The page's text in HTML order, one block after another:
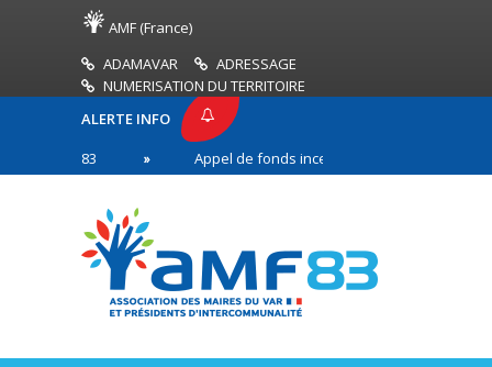
AMF (France)
ADAMAVAR
ADRESSAGE
NUMERISATION DU TERRITOIRE
ALERTE INFO
Appel de fonds incendies de forêt
ligne